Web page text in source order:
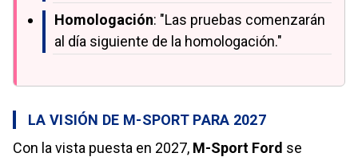
Homologación: "Las pruebas comenzarán
al día siguiente de la homologación."
LA VISIÓN DE M-SPORT PARA 2027
Con la vista puesta en 2027, M-Sport Ford se